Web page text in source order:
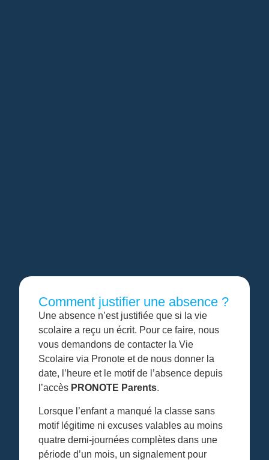
Comment justifier une absence ?
Une absence n’est justifiée que si la vie
scolaire a reçu un écrit. Pour ce faire, nous
vous demandons de contacter la Vie
Scolaire via Pronote et de nous donner la
date, l’heure et le motif de l’absence depuis
l’accès PRONOTE Parents.
Lorsque l’enfant a manqué la classe sans
motif légitime ni excuses valables au moins
quatre demi-journées complètes dans une
période d’un mois, un signalement pour